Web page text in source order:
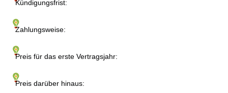
Kündigungsfrist:
Zahlungsweise:
Preis für das erste Vertragsjahr:
Preis darüber hinaus: